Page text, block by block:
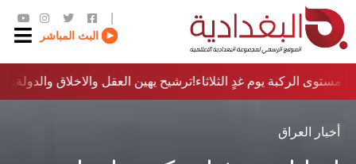
البث المباشر
ترشيح يهين العقل والاخلاق والدولة…؟!مستوى الركبة يوم غدٍ الثلاثاء
أخبار العراق